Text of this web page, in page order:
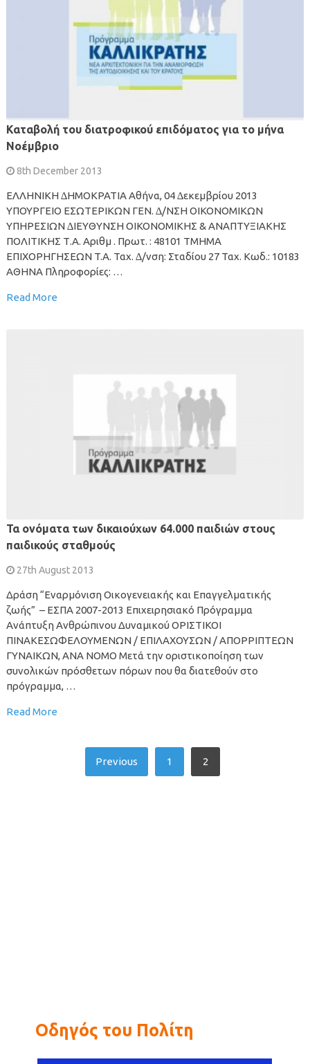
Καταβολή του διατροφικού επιδόματος για το μήνα
Νοέμβριο
8th December 2013
ΕΛΛΗΝΙΚΗ ∆ΗΜΟΚΡΑΤΙΑ Αθήνα, 04 ∆εκεμβρίου 2013
ΥΠΟΥΡΓΕΙΟ ΕΣΩΤΕΡΙΚΩΝ ΓΕΝ. ∆/ΝΣΗ ΟΙΚΟΝΟΜΙΚΩΝ
ΥΠΗΡΕΣΙΩΝ ∆ΙΕΥΘΥΝΣΗ ΟΙΚΟΝΟΜΙΚΗΣ & ΑΝΑΠΤΥΞΙΑΚΗΣ
ΠΟΛΙΤΙΚΗΣ Τ.A. Αριθμ . Πρωτ. : 48101 ΤΜΗΜΑ
ΕΠΙΧΟΡΗΓΗΣΕΩΝ T.A. Ταχ. ∆/νση: Σταδίου 27 Ταχ. Κωδ.: 10183
ΑΘΗΝΑ Πληροφορίες: …
Read More
Τα ονόματα των δικαιούχων 64.000 παιδιών στους
παιδικούς σταθμούς
27th August 2013
Δράση “Εναρμόνιση Οικογενειακής και Επαγγελματικής
ζωής” – ΕΣΠΑ 2007-2013 Επιχειρησιακό Πρόγραμμα
Ανάπτυξη Ανθρώπινου Δυναμικού ΟΡΙΣΤΙΚΟΙ
ΠΙΝΑΚΕΣΩΦΕΛΟΥΜΕΝΩΝ / ΕΠΙΛΑΧΟΥΣΩΝ / ΑΠΟΡΡΙΠΤΕΩΝ
ΓΥΝΑΙΚΩΝ, ΑΝΑ ΝΟΜΟ Μετά την οριστικοποίηση των
συνολικών πρόσθετων πόρων που θα διατεθούν στο
πρόγραμμα, …
Read More
pagination
Previous 1 2
Οδηγός του Πολίτη